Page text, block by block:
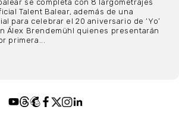
se completa con 8 largometrajes
Talent Balear, además de una
para celebrar el 20 aniversario de ‘Yo’
Álex Brendemühl quienes presentarán
primera...